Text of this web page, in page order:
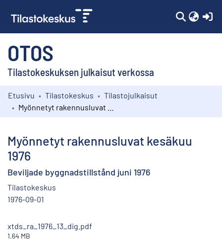
OTOS
Tilastokeskuksen julkaisut verkossa
Kokoelmat
Etusivu Tilastokeskus
Tilastojulkaisut
Myönnetyt rakennusluvat kesäkuu
1976
Beviljade byggnadstillstånd juni 1976
Tilastokeskus
1976-09-01
xtds_ra_1976_13_dig.pdf
1.64 MB